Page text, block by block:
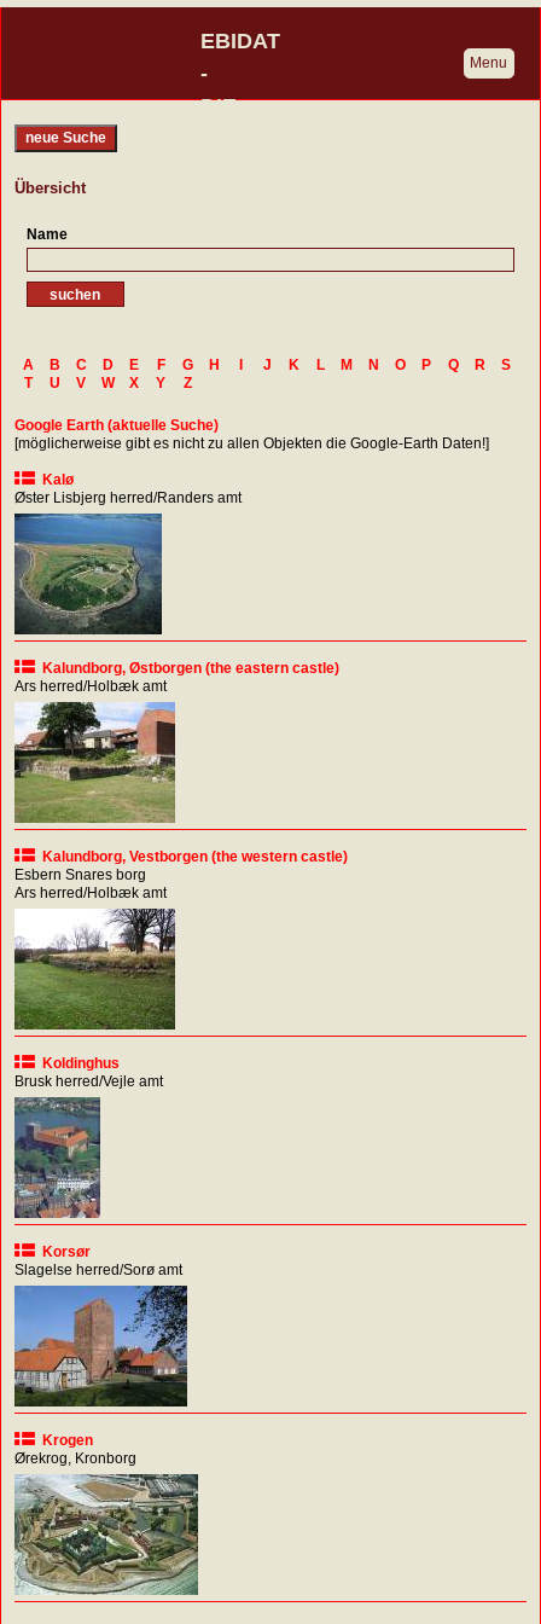
EBIDAT
-
DIE
Burgenvereinigung
Menu
neue Suche
Übersicht
Name
A B C D E F G H J K L M N O P Q R
S
T
U V W X Y Z
Google Earth (aktuelle Suche)
[möglicherweise gibt es nicht zu allen Objekten die Google-Earth Daten!]
Kalø
Øster Lisbjerg herred/Randers amt
Kalundborg, Østborgen (the eastern castle)
Ars herred/Holbæk amt
Kalundborg, Vestborgen (the western castle)
Esbern Snares borg
Ars herred/Holbæk amt
Koldinghus
Brusk herred/Vejle amt
Korsør
Slagelse herred/Sorø amt
Krogen
Ørekrog, Kronborg